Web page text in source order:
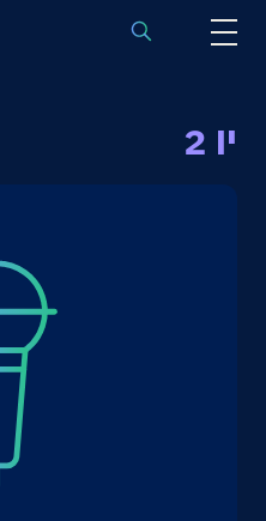
הופעות לפי אמנים
אירועי ספורט באירופה
יו 2